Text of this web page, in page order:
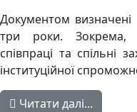
Документом визначені
три роки. Зокрема,
співпраці та спільні
інституційної
Читати далі...